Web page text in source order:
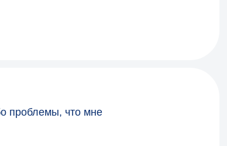
проблемы, что мне